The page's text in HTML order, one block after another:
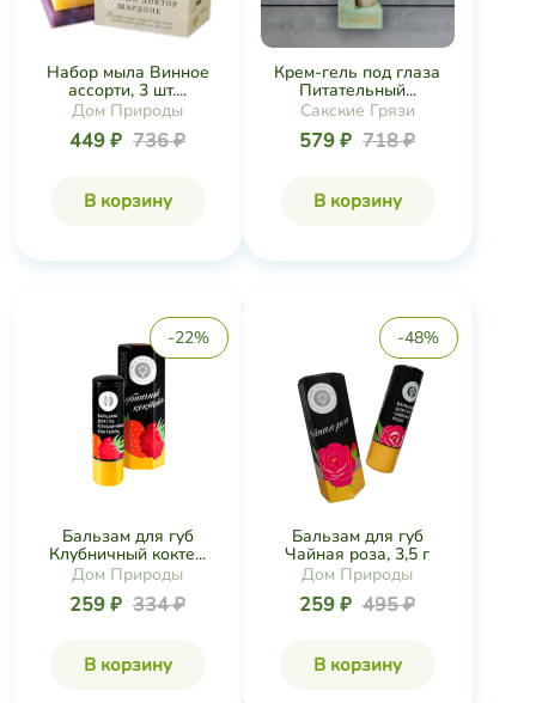
Набор мыла Винное
ассорти, 3 шт....
Дом Природы
449 ₽ 736 ₽
В корзину
Крем-гель под глаза
Питательный...
Сакские Грязи
579 ₽ 718 ₽
В корзину
-22%
Бальзам для губ
Клубничный кокте...
Дом Природы
259 ₽ 334 ₽
В корзину
-48%
Бальзам для губ
Чайная роза, 3,5 г
Дом Природы
259 ₽ 495 ₽
В корзину